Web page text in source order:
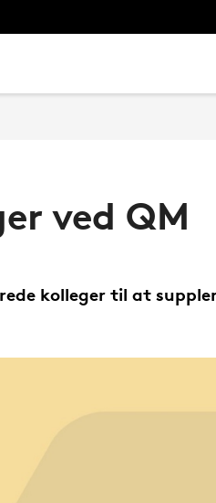
ved QM
kolleger til at